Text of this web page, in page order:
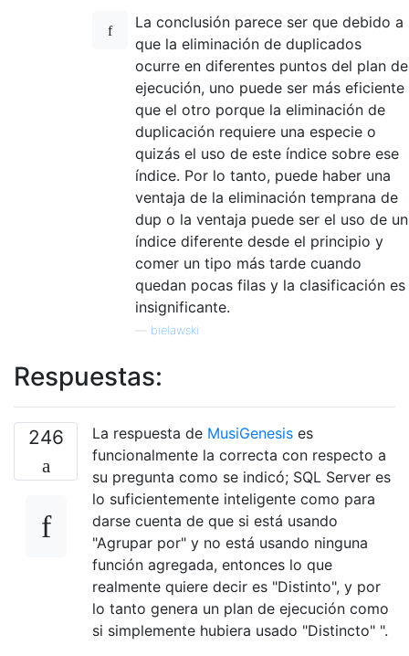
La conclusión parece ser que debido a
que la eliminación de duplicados
ocurre en diferentes puntos del plan de
ejecución, uno puede ser más eficiente
que el otro porque la eliminación de
duplicación requiere una especie o
quizás el uso de este índice sobre ese
índice. Por lo tanto, puede haber una
ventaja de la eliminación temprana de
dup o la ventaja puede ser el uso de un
índice diferente desde el principio y
comer un tipo más tarde cuando
quedan pocas filas y la clasificación es
insignificante.
bielawski
Respuestas:
246 La respuesta de MusiGenesis es
funcionalmente la correcta con respecto a
su pregunta como se indicó; SQL Server es
lo suficientemente inteligente como para
darse cuenta de que si está usando
"Agrupar por" y no está usando ninguna
función agregada, entonces lo que
realmente quiere decir es "Distinto", y por
lo tanto genera un plan de ejecución como
si simplemente hubiera usado "Distincto" ".